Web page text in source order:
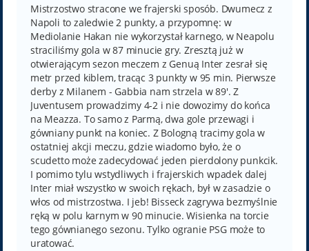
t
Mistrzostwo stracone we frajerski sposób. Dwumecz z
Napoli to zaledwie 2 punkty, a przypomnę: w
Mediolanie Hakan nie wykorzystał karnego, w Neapolu
straciliśmy gola w 87 minucie gry. Zresztą już w
otwierającym sezon meczem z Genuą Inter zesrał się
metr przed kiblem, tracąc 3 punkty w 95 min. Pierwsze
derby z Milanem - Gabbia nam strzela w 89'. Z
Juventusem prowadzimy 4-2 i nie dowozimy do końca
na Meazza. To samo z Parmą, dwa gole przewagi i
gówniany punkt na koniec. Z Bologną tracimy gola w
ostatniej akcji meczu, gdzie wiadomo było, że o
scudetto może zadecydować jeden pierdolony punkcik.
I pomimo tylu wstydliwych i frajerskich wpadek dalej
Inter miał wszystko w swoich rękach, był w zasadzie o
włos od mistrzostwa. I jeb! Bisseck zagrywa bezmyślnie
ręką w polu karnym w 90 minucie. Wisienka na torcie
tego gównianego sezonu. Tylko ogranie PSG może to
uratować.